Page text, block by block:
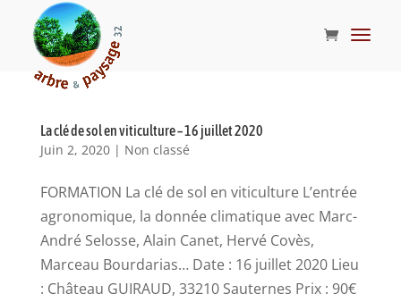
La clé de sol en viticulture – 16 juillet 2020
Juin 2, 2020| Non classé
FORMATION La clé de sol en viticulture L’entrée
agronomique, la donnée climatique avec Marc-
André Selosse, Alain Canet, Hervé Covès,
Marceau Bourdarias… Date : 16 juillet 2020 Lieu
: Château GUIRAUD, 33210 Sauternes Prix : 90€